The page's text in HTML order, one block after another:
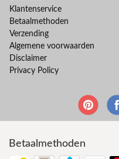
Klantenservice
Betaalmethoden
Verzending
Algemene voorwaarden
Disclaimer
Privacy Policy
Betaalmethoden